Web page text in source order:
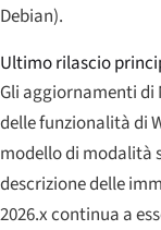
Debian).
Ultimo rilascio
Gli aggiornamenti
delle funzionalità di
modello di modalità
descrizione delle
2026.x continua a